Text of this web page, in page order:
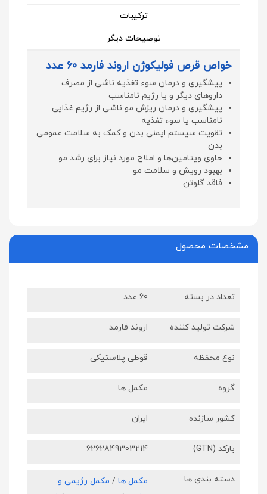
ترکیبات
توضیحات دیگر
خواص قرص فولیکوژن اروند فارمد 60 عدد
پیشگیری و درمان سوء تغذیه ناشی از مصرف
داروهای دیگر و یا رژیم نامناسب
پیشگیری و درمان ریزش مو ناشی از رژیم غذایی
نامناسب یا سوء تغذیه
تقویت سیستم ایمنی بدن و کمک به سلامت عمومی
بدن
حاوی ویتامین‌ها و املاح مورد نیاز برای رشد مو
بهبود رویش و سلامت مو
فاقد گلوتن
مشخصات محصول
تعداد در بسته 60 عدد
شرکت تولید کننده اروند فارمد
نوع محفظه قوطی پلاستیکی
گروه مکمل ها
کشور سازنده ایران
بارکد (GTN) 6262849303214
دسته بندی ها مکمل ها / مکمل رژیمی و